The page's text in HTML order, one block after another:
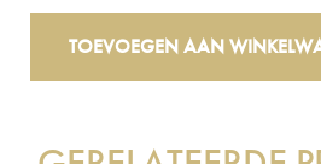
model
#7255-
TOEVOEGEN AAN